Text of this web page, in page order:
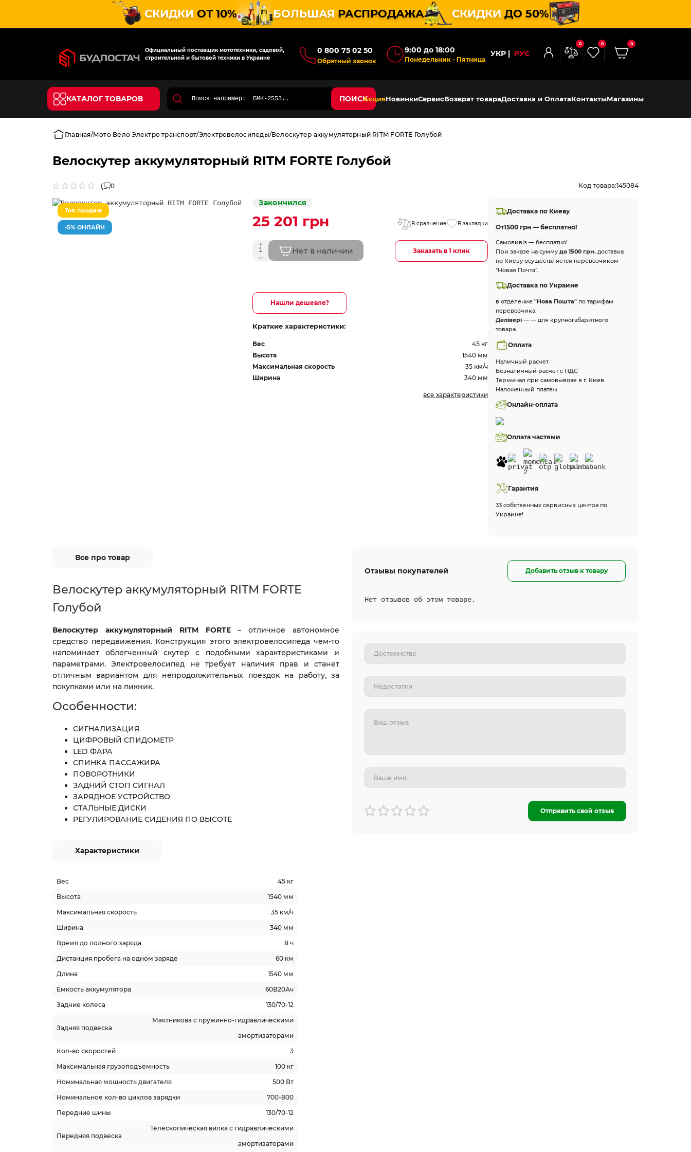
СКИДКИ ОТ 10% БОЛЬШАЯ РАСПРОДАЖА СКИДКИ ДО 50%
Официальный поставщик мототехники, садовой,
строительной и бытовой техники в Украине
0 800 75 02 50
Обратный звонок
9:00 до 18:00
Понедельник - Пятница
УКР РУС
0 0 0
КАТАЛОГ ТОВАРОВ ПОИСКАкцияНовинкиСервисВозврат товараДоставка и ОплатаКонтактыМагазины
Главная Мото Вело Электро транспорт Электровелосипеды Велоскутер аккумуляторный RITM FORTE Голубой
Велоскутер аккумуляторный RITM FORTE Голубой
0 Код товара:145084
Топ продаж
-5% ОНЛАЙН
Закончился
25 201 грн В сравнение В закладки
Нет в наличии Заказать в 1 клик
Нашли дешевле?
Краткие характеристики:
Вес
45 кг
Высота
1540 мм
Максимальная скорость
35 км/ч
Ширина
340 мм
все характеристики
Доставка по Киеву
От1500 грн — бесплатно!
Самовивіз — бесплатно!
При заказе на суммудо 1500 грн. доставка
по Киеву осуществляется перевозчиком
"Новая Почта".
Доставка по Украине
в отделение"Нова Пошта" по тарифам
перевозчика.
Делівері — — для крупногабаритного
товара.
Оплата
Наличный расчет
Безналичный расчет с НДС
Терминал при самовывозе в г. Киев
Наложенный платеж
Онлайн-оплата
Оплата частями
Гарантия
33 собственных сервисных центра по
Украине!
Все про товар
Велоскутер аккумуляторный RITM FORTE
Голубой
Велоскутер аккумуляторный RITM FORTE– отличное автономное
средство передвижения. Конструкция этого электровелосипеда чем-то
напоминает облегченный скутер с подобными характеристиками и
параметрами. Электровелосипед не требует наличия прав и станет
отличным вариантом для непродолжительных поездок на работу, за
покупками или на пикник.
Особенности:
СИГНАЛИЗАЦИЯ
ЦИФРОВЫЙ СПИДОМЕТР
LED ФАРА
СПИНКА ПАССАЖИРА
ПОВОРОТНИКИ
ЗАДНИЙ СТОП СИГНАЛ
ЗАРЯДНОЕ УСТРОЙСТВО
СТАЛЬНЫЕ ДИСКИ
РЕГУЛИРОВАНИЕ СИДЕНИЯ ПО ВЫСОТЕ
Характеристики
Вес
45 кг
Высота
1540 мм
Максимальная скорость
35 км/ч
Ширина
340 мм
Время до полного заряда
8 ч
Дистанция пробега на одном заряде
60 км
Длина
1540 мм
Емкость аккумулятора
60В20Ач
Задние колеса
130/70-12
Задняя подвеска
Маятникова с пружинно-гидравлическими
амортизаторами
Кол-во скоростей
3
Максимальная грузоподъемность
100 кг
Номинальная мощность двигателя
500 Вт
Номинальное кол-во циклов зарядки
700-800
Передние шины
130/70-12
Передняя подвеска
Телескопическая вилка с гидравлическими
амортизаторами
Отзывы покупателей Добавить отзыв к товару
Нет отзывов об этом товаре.
Отправить свой отзыв